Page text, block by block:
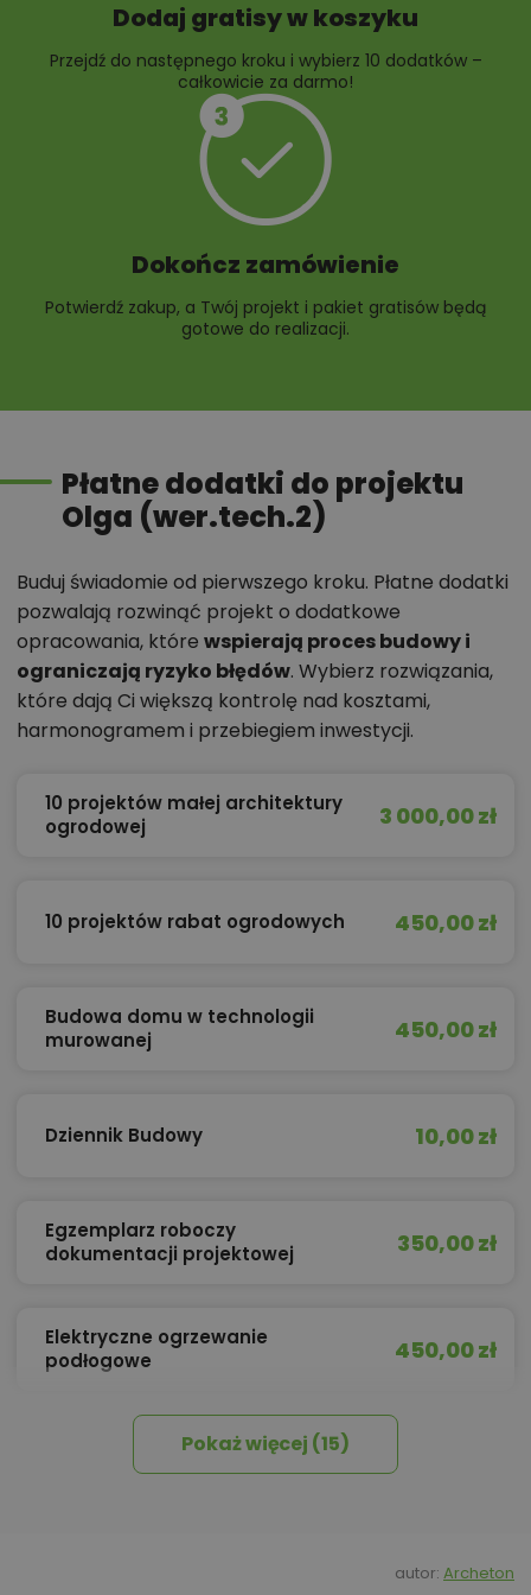
Dodaj gratisy w koszyku
Przejdź do następnego kroku i wybierz 10 dodatków –
całkowicie za darmo!
Dokończ zamówienie
Potwierdź zakup, a Twój projekt i pakiet gratisów będą
gotowe do realizacji.
Płatne dodatki do projektu
Olga (wer.tech.2)
Buduj świadomie od pierwszego kroku. Płatne dodatki
pozwalają rozwinąć projekt o dodatkowe
opracowania, które wspierają proces budowy i
ograniczają ryzyko błędów. Wybierz rozwiązania,
które dają Ci większą kontrolę nad kosztami,
harmonogramem i przebiegiem inwestycji.
10 projektów małej architektury
ogrodowej
3 000,00 zł
10 projektów rabat ogrodowych 450,00 zł
Budowa domu w technologii
murowanej
450,00 zł
Dziennik Budowy 10,00 zł
Egzemplarz roboczy
dokumentacji projektowej
350,00 zł
Elektryczne ogrzewanie
podłogowe
450,00 zł
Izolacja celulozowa
260,00 zł
Pokaż więcej (15)
autor: Archeton